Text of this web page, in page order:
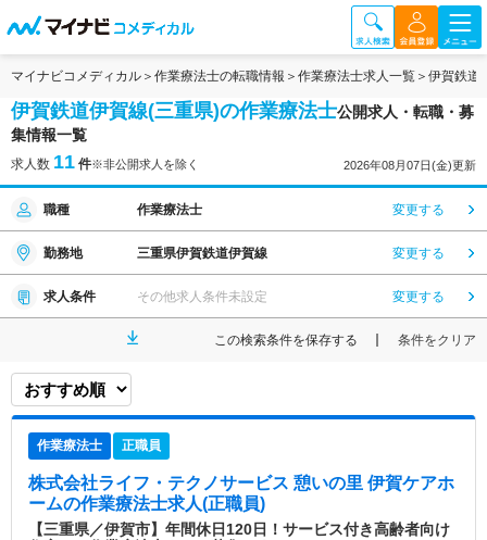
マイナビコメディカル 作業療法士の転職情報 作業療法士求人一覧 伊賀鉄道
伊賀鉄道伊賀線(三重県)の作業療法士公開求人・転職・募
集情報一覧
求人数 11 件※非公開求人を除く 2026年08月07日(金)更新
職種 作業療法士 変更する
勤務地 三重県伊賀鉄道伊賀線 変更する
求人条件 その他求人条件未設定 変更する
この検索条件を保存する 条件をクリア
作業療法士 正職員
株式会社ライフ・テクノサービス 憩いの里 伊賀ケアホ
ームの作業療法士求人(正職員)
【三重県／伊賀市】年間休日120日！サービス付き高齢者向け